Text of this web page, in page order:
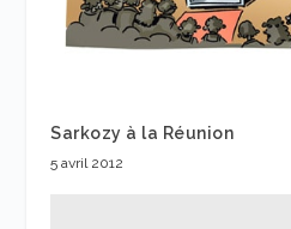
Sarkozy à la Réunion
5 avril 2012